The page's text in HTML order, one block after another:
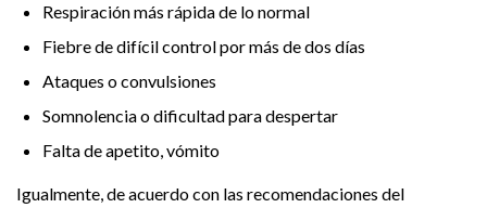
Respiración más rápida de lo normal
Fiebre de difícil control por más de dos días
Ataques o convulsiones
Somnolencia o dificultad para despertar
Falta de apetito, vómito
Igualmente, de acuerdo con las recomendaciones del